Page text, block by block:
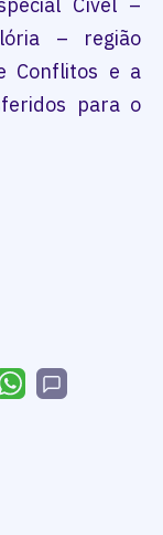
– região
Conflitos e a
para o